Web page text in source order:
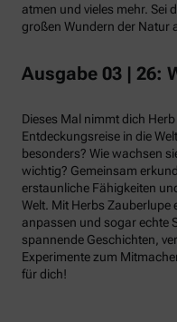
atmen und vieles mehr. Sei
großen Wundern der Natur
Ausgabe 03 | 26:
Dieses Mal nimmt dich
Entdeckungsreise in die
besonders? Wie wachsen
wichtig? Gemeinsam
erstaunliche Fähigkeiten
Welt. Mit Herbs Zauberlupe
anpassen und sogar echte
spannende Geschichten,
Experimente zum
für dich!